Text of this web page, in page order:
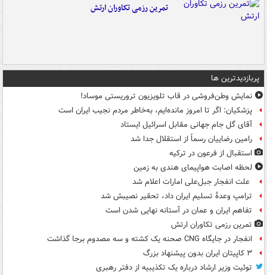
تمرین رزمی تکاوران ارتش
پربازدیدترین ها
نمایش وطن‌فروشی در قاب تلویزیون تروریستی موساد!
پزشکیان: اگر تا امروز مانده‌ایم، به‌خاطر مردم نجیب ایران است
آقای گل جام جهانی مقابل اسرائیل ایستاد
رامین رضاییان رسماً از استقلال جدا شد
استقبال از فرعون در ترکیه
لحظه اصابت هواپیمای هندی به زمین
علت انفجار جبل‌علی امارات اعلام شد
ترامپ وعدۀ تسلیم ایران داد، تحقیر نصیبش شد
تفاهم ایران و عمان در آستانه نهایی شدن است
تمرین رزمی تکاوران ارتش
انفجار در جایگاه CNG صحنه یک کشته و سه مصدوم برجا گذاشت
۳ کاپیتان ایران بدون پیشنهاد بزرگ
توئیت وزیر ارشاد درباره یک تکذیبیه از دفتر رهبری